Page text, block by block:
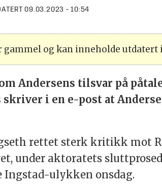
09.03.2023 - 10:54
gammel og kan inneholde
Andersens tilsvar på
i en e-post at
rettet sterk kritikk mot
under aktoratets
Ingstad-ulykken onsdag.